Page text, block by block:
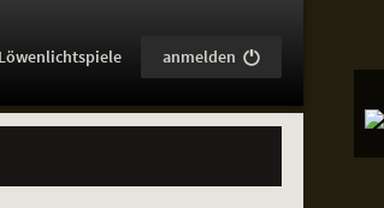
anmelden